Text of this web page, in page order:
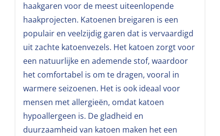
haakgaren voor de meest uiteenlopende
haakprojecten. Katoenen breigaren is een
populair en veelzijdig garen dat is vervaardigd
uit zachte katoenvezels. Het katoen zorgt voor
een natuurlijke en ademende stof, waardoor
het comfortabel is om te dragen, vooral in
warmere seizoenen. Het is ook ideaal voor
mensen met allergieën, omdat katoen
hypoallergeen is. De gladheid en
duurzaamheid van katoen maken het een